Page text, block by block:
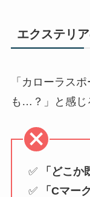
エクステリ
「カローラス
も…？」と感じ
✅
「どこか
✅
「Cマー